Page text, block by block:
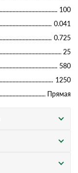
100
0.041
0.725
25
580
1250
Прямая